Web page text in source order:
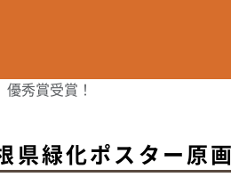
秀賞受賞！
県緑化ポスター原